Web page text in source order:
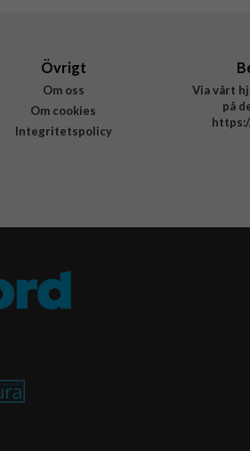
Övrigt
Om oss
Om cookies
Integritetspolicy
Via vårt
på